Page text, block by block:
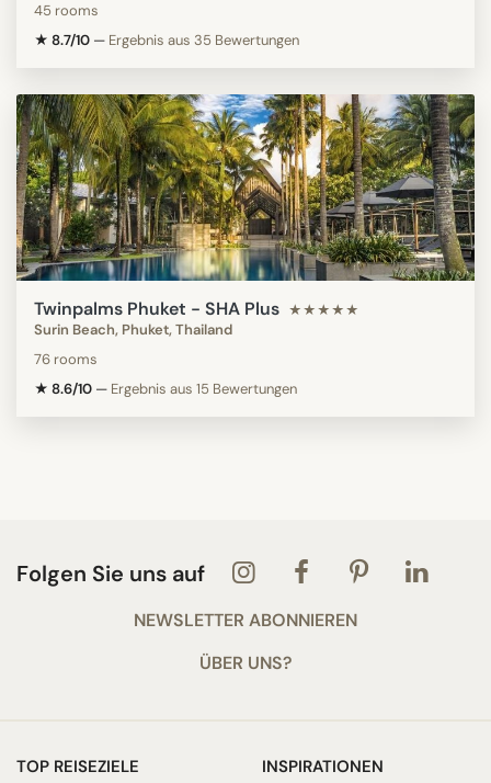
45 rooms
★ 8.7/10 — Ergebnis aus 35 Bewertungen
Twinpalms Phuket - SHA Plus ★★★★★
Surin Beach, Phuket, Thailand
76 rooms
★ 8.6/10 — Ergebnis aus 15 Bewertungen
Folgen Sie uns auf
NEWSLETTER ABONNIEREN
ÜBER UNS?
TOP REISEZIELE
INSPIRATIONEN